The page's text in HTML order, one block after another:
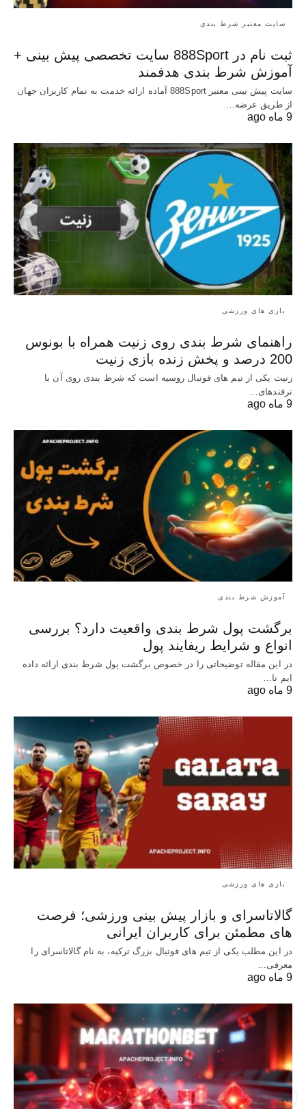
X
سایت معتبر شرط بندی
ثبت نام در 888Sport سایت تخصصی پیش بینی +
آموزش شرط بندی هدفمند
سایت پیش بینی معتبر 888Sport آماده ارائه خدمت به تمام کاربران جهان
از طریق عرضه…
9 ماه ago
بازی های ورزشی
راهنمای شرط بندی روی زنیت همراه با بونوس
200 درصد و پخش زنده بازی زنیت
زنیت یکی از تیم های فوتبال روسیه است که شرط بندی روی آن با
ترفندهای…
9 ماه ago
آموزش شرط بندی
برگشت پول شرط بندی واقعیت دارد؟ بررسی
انواع و شرایط ریفایند پول
در این مقاله توضیحاتی را در خصوص برگشت پول شرط بندی ارائه داده
ایم تا…
9 ماه ago
بازی های ورزشی
گالاتاسرای و بازار پیش‌ بینی ورزشی؛ فرصت‌
های مطمئن برای کاربران ایرانی
در این مطلب یکی از تیم های فوتبال بزرگ ترکیه، به نام گالاتاسرای را
معرفی…
9 ماه ago